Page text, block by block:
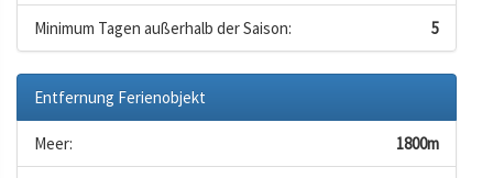
Minimum Tagen außerhalb der Saison: 5
Entfernung Ferienobjekt
Meer: 1800m